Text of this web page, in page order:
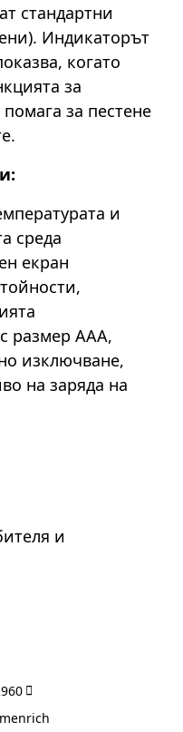
стандартни
Индикаторът
когато
за
за пестене
и
среда
екран
размер ААА,
изключване,
на заряда на
и